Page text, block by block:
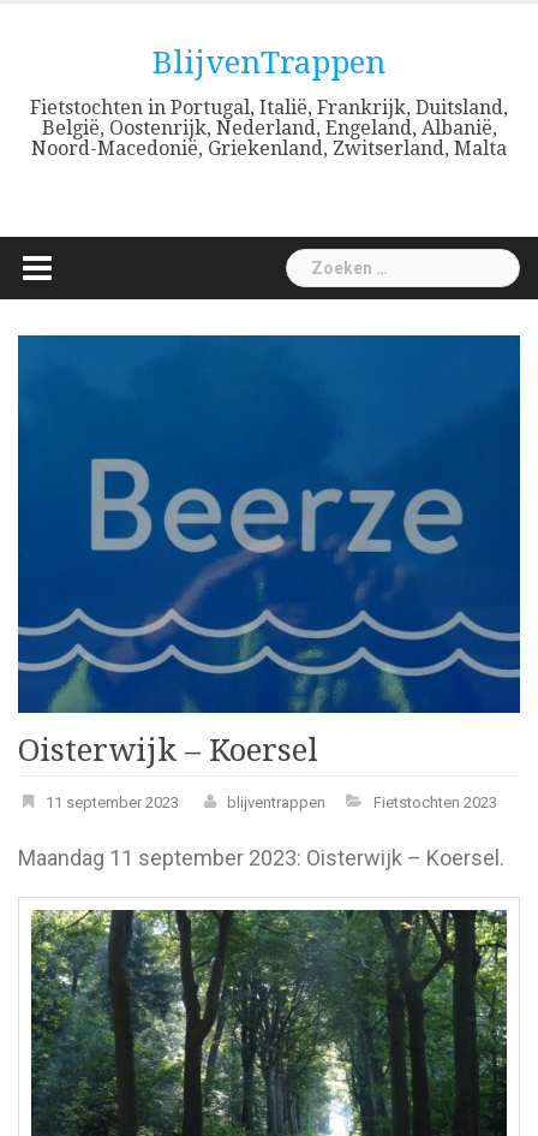
BlijvenTrappen
Fietstochten in Portugal, Italië, Frankrijk, Duitsland,
België, Oostenrijk, Nederland, Engeland, Albanië,
Noord-Macedonië, Griekenland, Zwitserland, Malta
Zoeken
naar:
Oisterwijk – Koersel
11 september 2023 blijventrappen Fietstochten 2023
Maandag 11 september 2023: Oisterwijk – Koersel.